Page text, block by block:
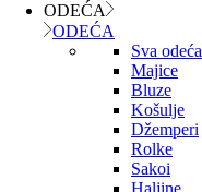
ODEĆA
ODEĆA
Sva odeća
Majice
Bluze
Košulje
Džemperi
Rolke
Sakoi
Haljine